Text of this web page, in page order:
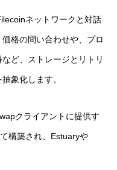
ネットワークと対話
格の問い合わせや、プロ
ど、ストレージとリトリ
象化します。
クライアントに提供す
構築され、Estuaryや